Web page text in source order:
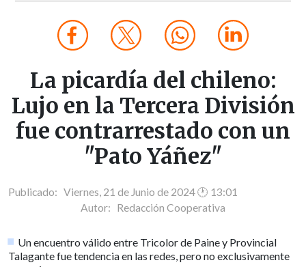
La picardía del chileno:
Lujo en la Tercera División
fue contrarrestado con un
"Pato Yáñez"
Publicado: Viernes, 21 de Junio de 2024 🕐 13:01
Autor: Redacción Cooperativa
Un encuentro válido entre Tricolor de Paine y Provincial
Talagante fue tendencia en las redes, pero no exclusivamente